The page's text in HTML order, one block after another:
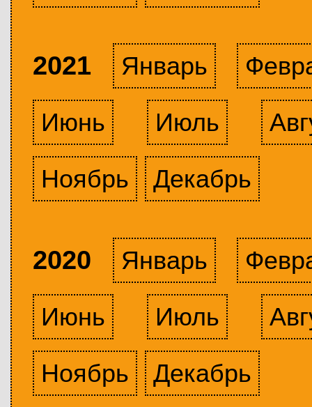
2021 Январь
Июнь
Июль
Ноябрь
Декабрь
2020 Январь
Июнь
Июль
Ноябрь
Декабрь